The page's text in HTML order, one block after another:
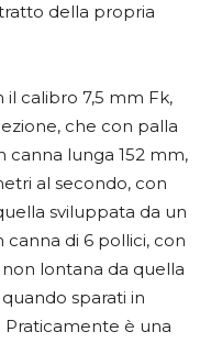
della propria
calibro 7,5 mm Fk,
che con palla
canna lunga 152 mm,
al secondo, con
sviluppata da un
di 6 pollici, con
lontana da quella
sparati in
è una